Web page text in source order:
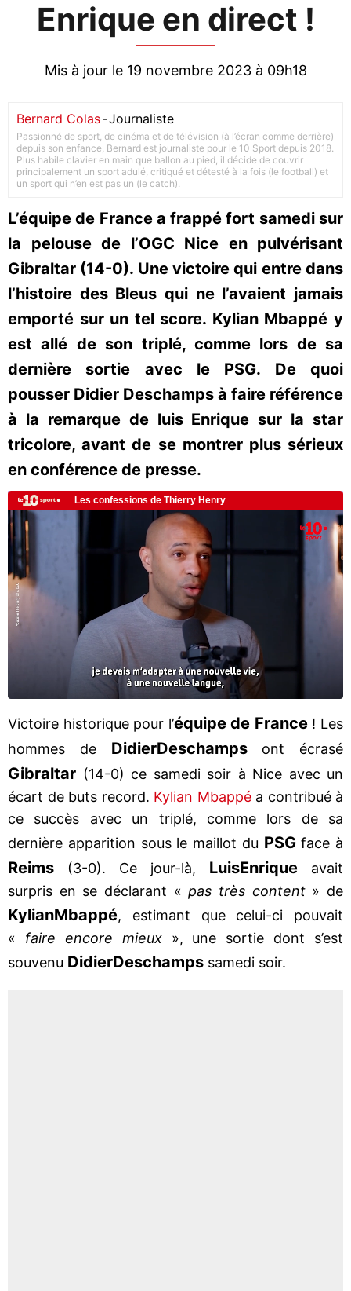
Enrique en direct !
Mis à jour le 19 novembre 2023 à 09h18
Bernard Colas-Journaliste
Passionné de sport, de cinéma et de télévision (à l’écran comme derrière)
depuis son enfance, Bernard est journaliste pour le 10 Sport depuis 2018.
Plus habile clavier en main que ballon au pied, il décide de couvrir
principalement un sport adulé, critiqué et détesté à la fois (le football) et
un sport qui n’en est pas un (le catch).
L’équipe de France a frappé fort samedi sur
la pelouse de l’OGC Nice en pulvérisant
Gibraltar (14-0). Une victoire qui entre dans
l’histoire des Bleus qui ne l’avaient jamais
emporté sur un tel score. Kylian Mbappé y
est allé de son triplé, comme lors de sa
dernière sortie avec le PSG. De quoi
pousser Didier Deschamps à faire référence
à la remarque de luis Enrique sur la star
tricolore, avant de se montrer plus sérieux
en conférence de presse.
Victoire historique pour l’équipe de France! Les
hommes de DidierDeschampsont écrasé
Gibraltar (14-0) ce samedi soir à Nice avec un
écart de buts record. Kylian Mbappé a contribué à
ce succès avec un triplé, comme lors de sa
dernière apparition sous le maillot du PSGface à
Reims (3-0). Ce jour-là, LuisEnrique avait
surpris en se déclarant «pas très content » de
KylianMbappé, estimant que celui-ci pouvait
« faire encore mieux », une sortie dont s’est
souvenu DidierDeschamps samedi soir.